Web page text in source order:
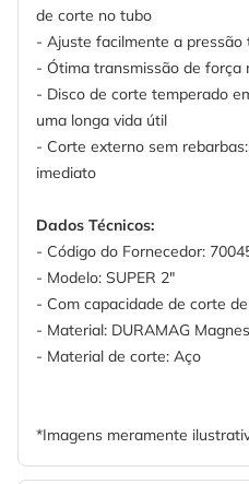
de corte no tubo
- Ajuste facilmente a pressão
- Ótima transmissão de força
- Disco de corte temperado
uma longa vida útil
- Corte externo sem
imediato
Dados Técnicos:
- Código do Fornecedor:
- Modelo: SUPER 2"
- Com capacidade de corte
- Material: DURAMAG
- Material de corte: Aço
*Imagens meramente